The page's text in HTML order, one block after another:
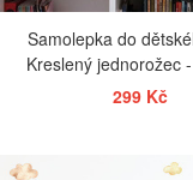
Samolepka do
Kreslený jednorožec
299 Kč
ZOBRAZIT